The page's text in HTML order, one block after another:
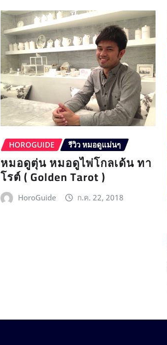
HOROGUIDE รีวิว หมอดูแม่นๆ
หมอดูตุ่น หมอดูไพ่โกลเด้น ทา
โรต์ ( Golden Tarot )
HoroGuide ก.ค. 22, 2018